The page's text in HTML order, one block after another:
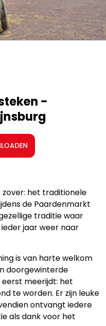
-
zover: het traditionele
de Paardenmarkt
traditie waar
jaar weer naar
is van harte welkom
doorgewinterde
meerijdt: het
te worden. Er zijn leuke
ontvangt iedere
als dank voor het